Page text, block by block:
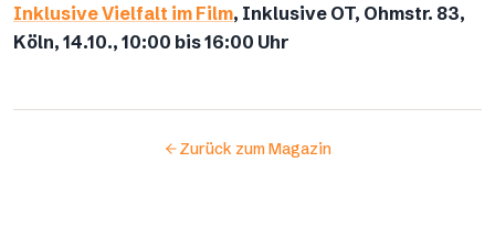
Inklusive Vielfalt im Film, Inklusive OT, Ohmstr. 83,
Köln, 14.10., 10:00 bis 16:00 Uhr
Zurück zum Magazin